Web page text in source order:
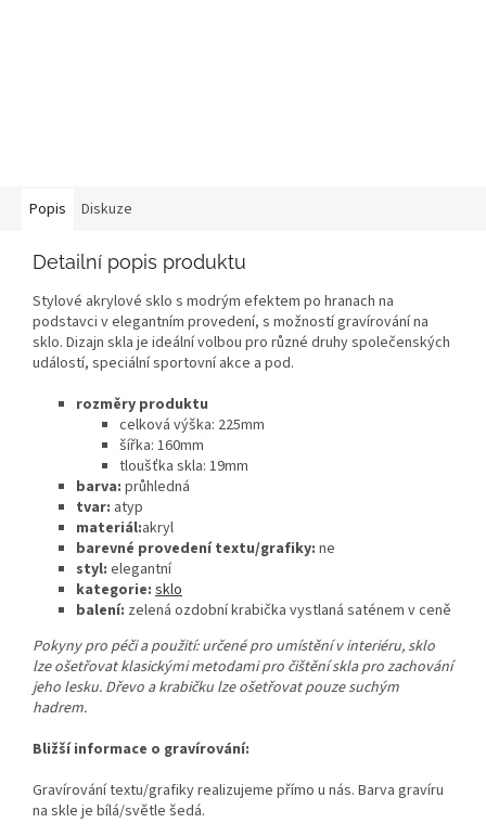
Popis Diskuze
Detailní popis produktu
Stylové akrylové sklo s modrým efektem po hranach na
podstavci v elegantním provedení, s možností gravírování na
sklo. Dizajn skla je ideální volbou pro různé druhy společenských
událostí, speciální sportovní akce a pod.
rozměry produktu
celková výška: 225mm
šířka: 160mm
tloušťka skla: 19mm
barva: průhledná
tvar: atyp
materiál:akryl
barevné provedení textu/grafiky: ne
styl: elegantní
kategorie: sklo
balení: zelená ozdobní krabička vystlaná saténem v ceně
Pokyny pro péči a použití: určené pro umístění v interiéru, sklo
lze ošetřovat klasickými metodami pro čištění skla pro zachování
jeho lesku. Dřevo a krabičku lze ošetřovat pouze suchým
hadrem.
Bližší informace o gravírování:
Gravírování textu/grafiky realizujeme přímo u nás. Barva gravíru
na skle je bílá/světle šedá.